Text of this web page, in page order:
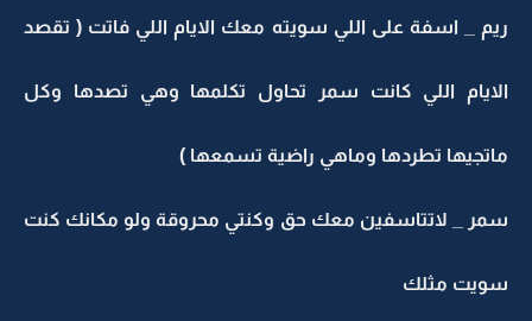
ريم _ اسفة على اللي سويته معك الايام اللي فاتت ( تقصد
الايام اللي كانت سمر تحاول تكلمها وهي تصدها وكل
ماتجيها تطردها وماهي راضية تسمعها )
سمر _ لاتتاسفين معك حق وكنتي محروقة ولو مكانك كنت
سويت مثلك